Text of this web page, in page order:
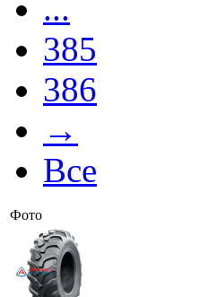
...
385
386
→
Все
Фото